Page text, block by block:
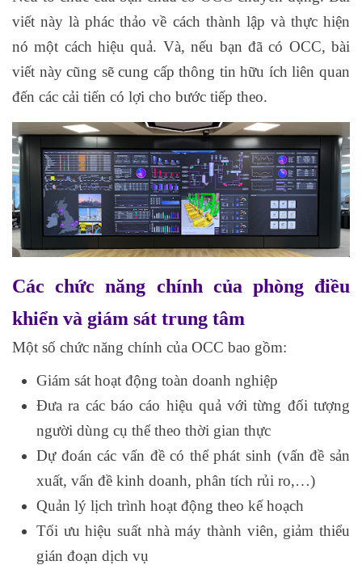
viết này là phác thảo về cách thành lập và thực hiện
nó một cách hiệu quả. Và, nếu bạn đã có OCC, bài
viết này cũng sẽ cung cấp thông tin hữu ích liên quan
đến các cải tiến có lợi cho bước tiếp theo.
Các chức năng chính của phòng điều
khiển và giám sát trung tâm
Một số chức năng chính của OCC bao gồm:
Giám sát hoạt động toàn doanh nghiệp
Đưa ra các báo cáo hiệu quả với từng đối tượng
người dùng cụ thể theo thời gian thực
Dự đoán các vấn đề có thể phát sinh (vấn đề sản
xuất, vấn đề kinh doanh, phân tích rủi ro,…)
Quản lý lịch trình hoạt động theo kế hoạch
Tối ưu hiệu suất nhà máy thành viên, giảm thiểu
gián đoạn dịch vụ